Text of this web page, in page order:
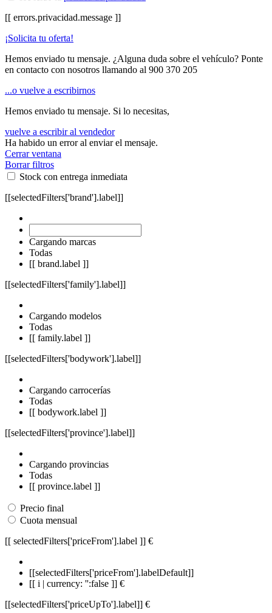
[[ errors.privacidad.message ]]
¡Solicita tu oferta!
Hemos enviado tu mensaje. ¿Alguna duda sobre el vehículo? Ponte
en contacto con nosotros llamando al 900 370 205
...o vuelve a escribirnos
Hemos enviado tu mensaje. Si lo necesitas,
vuelve a escribir al vendedor
Ha habido un error al enviar el mensaje.
Cerrar ventana
Borrar filtros
Stock con entrega inmediata
[[selectedFilters['brand'].label]]
Cargando marcas
Todas
[[ brand.label ]]
[[selectedFilters['family'].label]]
Cargando modelos
Todas
[[ family.label ]]
[[selectedFilters['bodywork'].label]]
Cargando carrocerías
Todas
[[ bodywork.label ]]
[[selectedFilters['province'].label]]
Cargando provincias
Todas
[[ province.label ]]
Precio final
Cuota mensual
[[ selectedFilters['priceFrom'].label ]] €
[[selectedFilters['priceFrom'].labelDefault]]
[[ i | currency: '':false ]] €
[[selectedFilters['priceUpTo'].label]] €